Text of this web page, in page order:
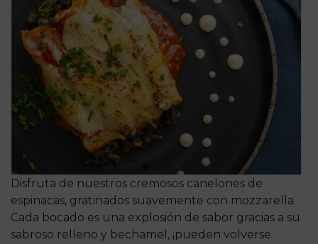
Disfruta de nuestros cremosos canelones de
espinacas, gratinados suavemente con mozzarella.
Cada bocado es una explosión de sabor gracias a su
sabroso relleno y bechamel, ¡pueden volverse